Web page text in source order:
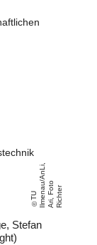
T
U
Il
m
e
n a
u
/
A
n
Li ,
A
ri
,
F o
t
o
Ri
c
h
t
e r
Stefan